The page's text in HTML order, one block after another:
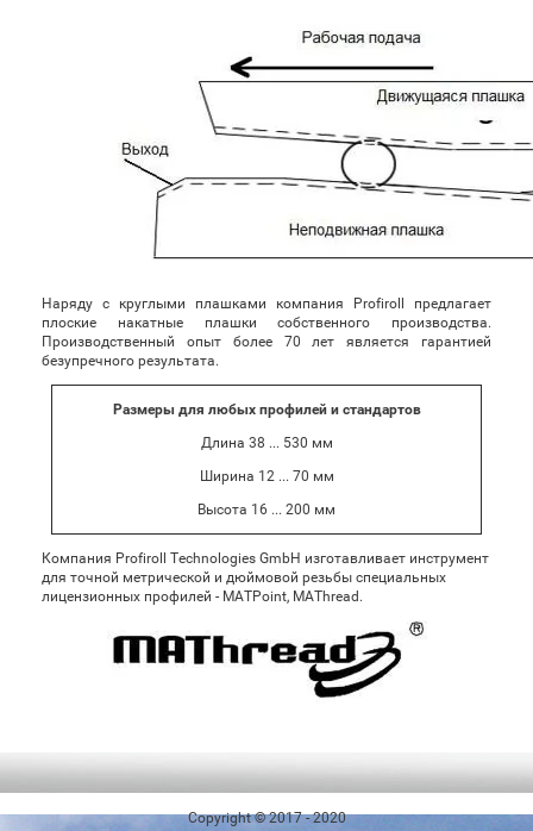
Наряду с круглыми плашками компания Profiroll предлагает
плоские накатные плашки собственного производства.
Производственный опыт более 70 лет является гарантией
безупречного результата.
Размеры для любых профилей и стандартов
Длина 38 ... 530 мм
Ширина 12 ... 70 мм
Высота 16 ... 200 мм
Компания Profiroll Technologies GmbH изготавливает инструмент
для точной метрической и дюймовой резьбы специальных
лицензионных профилей - MATPoint, MAThread.
Copyright © 2017 - 2020